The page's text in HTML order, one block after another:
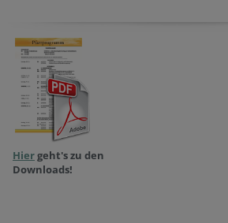
Hiergeht's zu den
Downloads!